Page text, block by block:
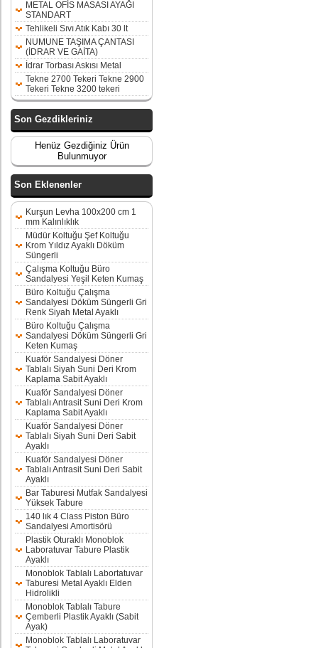
METAL OFİS MASASI AYAĞI
STANDART
Tehlikeli Sıvı Atık Kabı 30 lt
NUMUNE TAŞIMA ÇANTASI
(İDRAR VE GAİTA)
İdrar Torbası Askısı Metal
Tekne 2700 Tekeri Tekne 2900
Tekeri Tekne 3200 tekeri
Son Gezdikleriniz
Henüz Gezdiğiniz Ürün
Bulunmuyor
Son Eklenenler
Kurşun Levha 100x200 cm 1
mm Kalınlıklık
Müdür Koltuğu Şef Koltuğu
Krom Yıldız Ayaklı Döküm
Süngerli
Çalışma Koltuğu Büro
Sandalyesi Yeşil Keten Kumaş
Büro Koltuğu Çalışma
Sandalyesi Döküm Süngerli Gri
Renk Siyah Metal Ayaklı
Büro Koltuğu Çalışma
Sandalyesi Döküm Süngerli Gri
Keten Kumaş
Kuaför Sandalyesi Döner
Tablalı Siyah Suni Deri Krom
Kaplama Sabit Ayaklı
Kuaför Sandalyesi Döner
Tablalı Antrasit Suni Deri Krom
Kaplama Sabit Ayaklı
Kuaför Sandalyesi Döner
Tablalı Siyah Suni Deri Sabit
Ayaklı
Kuaför Sandalyesi Döner
Tablalı Antrasit Suni Deri Sabit
Ayaklı
Bar Taburesi Mutfak Sandalyesi
Yüksek Tabure
140 lık 4 Class Piston Büro
Sandalyesi Amortisörü
Plastik Oturaklı Monoblok
Laboratuvar Tabure Plastik
Ayaklı
Monoblok Tablalı Labortatuvar
Taburesi Metal Ayaklı Elden
Hidrolikli
Monoblok Tablalı Tabure
Çemberli Plastik Ayaklı (Sabit
Ayak)
Monoblok Tablalı Laboratuvar